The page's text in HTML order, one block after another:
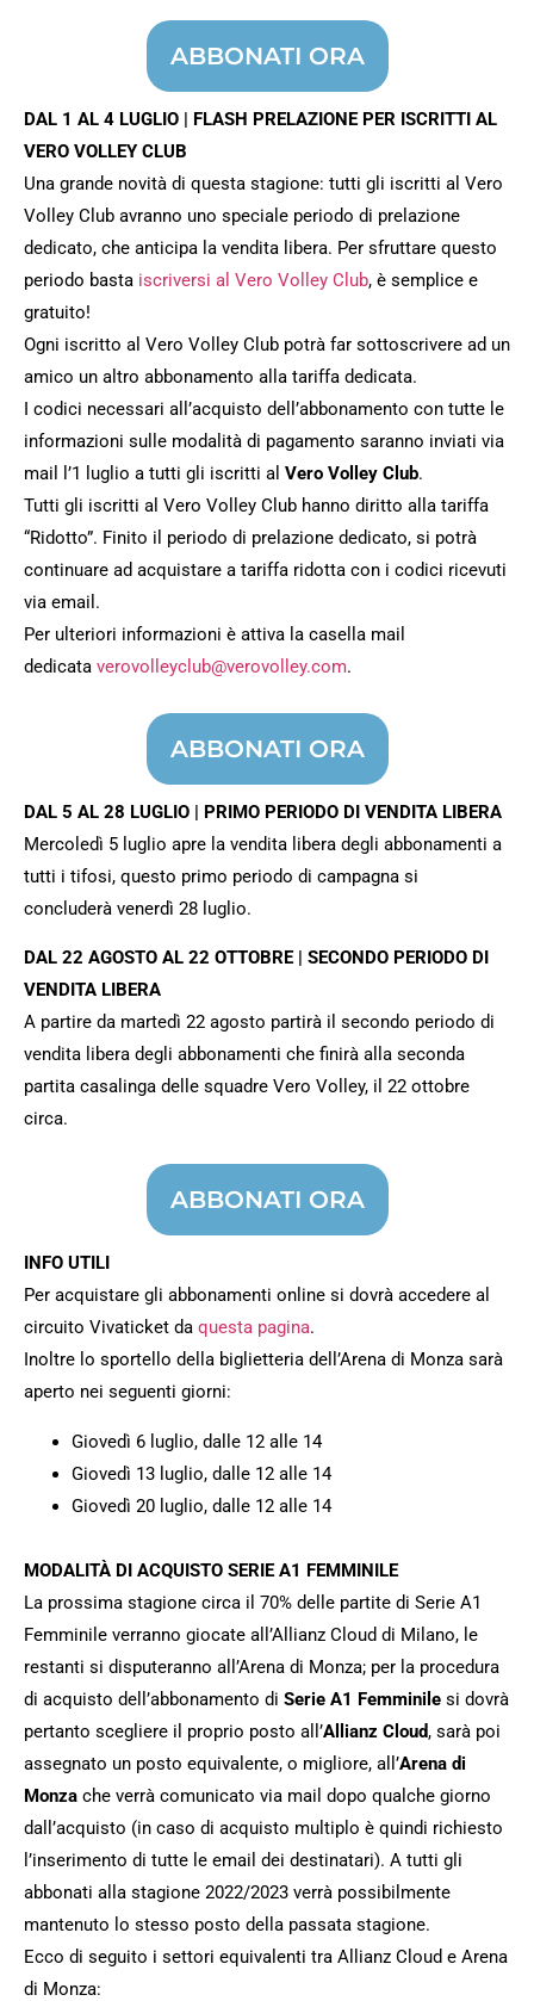
ABBONATI ORA
DAL 1 AL 4 LUGLIO | FLASH PRELAZIONE PER ISCRITTI AL
VERO VOLLEY CLUB
Una grande novità di questa stagione: tutti gli iscritti al Vero
Volley Club avranno uno speciale periodo di prelazione
dedicato, che anticipa la vendita libera. Per sfruttare questo
periodo basta iscriversi al Vero Volley Club, è semplice e
gratuito!
Ogni iscritto al Vero Volley Club potrà far sottoscrivere ad un
amico un altro abbonamento alla tariffa dedicata.
I codici necessari all’acquisto dell’abbonamento con tutte le
informazioni sulle modalità di pagamento saranno inviati via
mail l’1 luglio a tutti gli iscritti al Vero Volley Club.
Tutti gli iscritti al Vero Volley Club hanno diritto alla tariffa
“Ridotto”. Finito il periodo di prelazione dedicato, si potrà
continuare ad acquistare a tariffa ridotta con i codici ricevuti
via email.
Per ulteriori informazioni è attiva la casella mail
dedicata verovolleyclub@verovolley.com.
ABBONATI ORA
DAL 5 AL 28 LUGLIO | PRIMO PERIODO DI VENDITA LIBERA
Mercoledì 5 luglio apre la vendita libera degli abbonamenti a
tutti i tifosi, questo primo periodo di campagna si
concluderà venerdì 28 luglio.
DAL 22 AGOSTO AL 22 OTTOBRE | SECONDO PERIODO DI
VENDITA LIBERA
A partire da martedì 22 agosto partirà il secondo periodo di
vendita libera degli abbonamenti che finirà alla seconda
partita casalinga delle squadre Vero Volley, il 22 ottobre
circa.
ABBONATI ORA
INFO UTILI
Per acquistare gli abbonamenti online si dovrà accedere al
circuito Vivaticket da questa pagina.
Inoltre lo sportello della biglietteria dell’Arena di Monza sarà
aperto nei seguenti giorni:
Giovedì 6 luglio, dalle 12 alle 14
Giovedì 13 luglio, dalle 12 alle 14
Giovedì 20 luglio, dalle 12 alle 14
MODALITÀ DI ACQUISTO SERIE A1 FEMMINILE
La prossima stagione circa il 70% delle partite di Serie A1
Femminile verranno giocate all’Allianz Cloud di Milano, le
restanti si disputeranno all’Arena di Monza; per la procedura
di acquisto dell’abbonamento di Serie A1 Femminile si dovrà
pertanto scegliere il proprio posto all’Allianz Cloud, sarà poi
assegnato un posto equivalente, o migliore, all’Arena di
Monza che verrà comunicato via mail dopo qualche giorno
dall’acquisto (in caso di acquisto multiplo è quindi richiesto
l’inserimento di tutte le email dei destinatari). A tutti gli
abbonati alla stagione 2022/2023 verrà possibilmente
mantenuto lo stesso posto della passata stagione.
Ecco di seguito i settori equivalenti tra Allianz Cloud e Arena
di Monza: